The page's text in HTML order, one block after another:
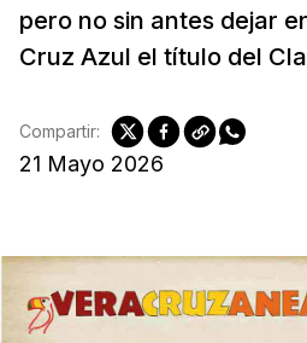
pero no sin antes dejar
Cruz Azul el título del
21 Mayo 2026
Compartir: